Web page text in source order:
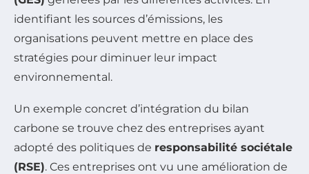
identifiant les sources d’émissions, les
organisations peuvent mettre en place des
stratégies pour diminuer leur impact
environnemental.
Un exemple concret d’intégration du bilan
carbone se trouve chez des entreprises ayant
adopté des politiques de responsabilité sociétale
(RSE). Ces entreprises ont vu une amélioration de